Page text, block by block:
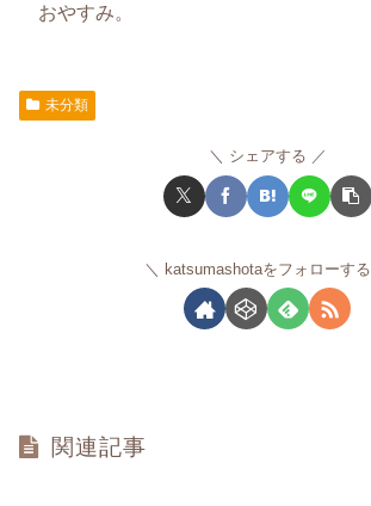
おやすみ。
未分類
シェアする
katsumashotaをフォローする
関連記事